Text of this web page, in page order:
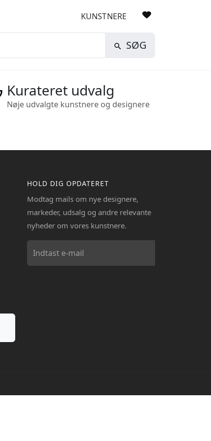
KUNSTNERE
SØG
Kurateret udvalg
Nøje udvalgte kunstnere og designere
HOLD DIG OPDATERET
Modtag mails om nye designere,
markeder, udsalg og andre relevante
nyheder om vores kunstnere.